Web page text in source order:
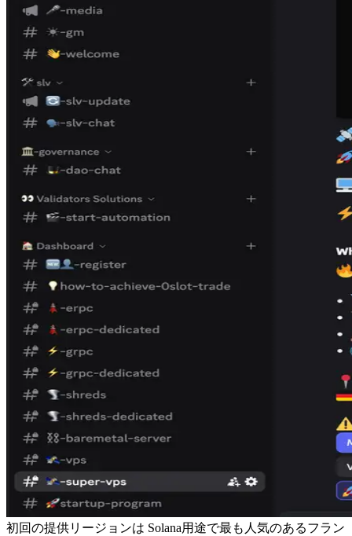
初回の提供リージョンは Solana用途で最も人気のあるフラン